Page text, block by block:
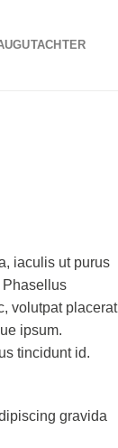
iaculis ut purus
Phasellus
volutpat placerat
ipsum.
tincidunt id.
gravida